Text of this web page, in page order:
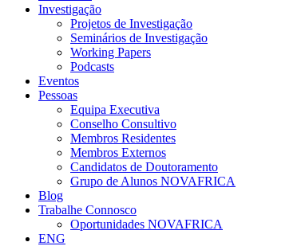
Investigação
Projetos de Investigação
Seminários de Investigação
Working Papers
Podcasts
Eventos
Pessoas
Equipa Executiva
Conselho Consultivo
Membros Residentes
Membros Externos
Candidatos de Doutoramento
Grupo de Alunos NOVAFRICA
Blog
Trabalhe Connosco
Oportunidades NOVAFRICA
ENG